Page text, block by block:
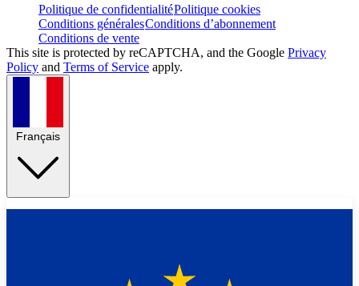
Politique de confidentialitéPolitique cookies
Conditions généralesConditions d’abonnement
Conditions de vente
This site is protected by reCAPTCHA, and the Google Privacy
Policy and Terms of Service apply.
Français